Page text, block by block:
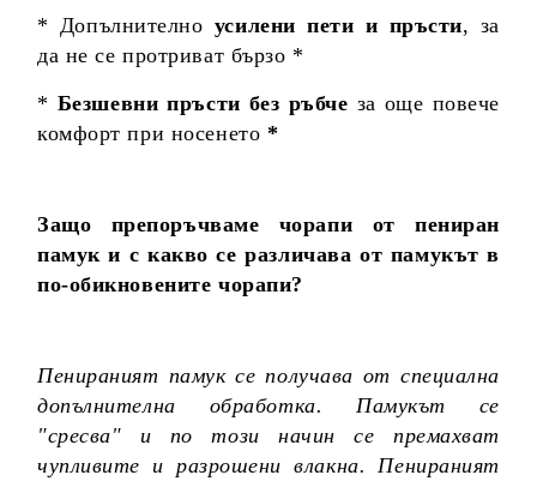
* Допълнително усилени пети и пръсти, за
да не се протриват бързо *
* Безшевни пръсти без ръбче за още повече
комфорт при носенето *
Защо препоръчваме чорапи от пениран
памук и с какво се различава от памукът в
по-обикновените чорапи?
Пенираният памук се получава от специална
допълнителна обработка. Памукът се
"сресва" и по този начин се премахват
чупливите и разрошени влакна. Пенираният